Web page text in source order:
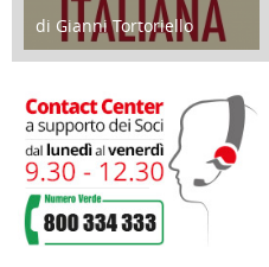
di Gianni Tortoriello
17 Marzo 2018